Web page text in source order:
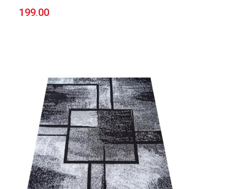
199.00